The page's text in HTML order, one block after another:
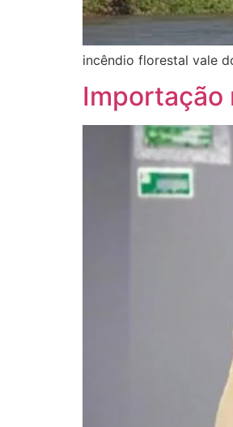
incêndio florestal vale
Importação